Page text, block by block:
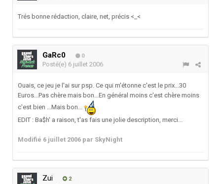
Trés bonne rédaction, claire, net, précis <_<
GaRc0 0
Posté(e) 6 juillet 2006
Ouais, ce jeu je l'ai sur psp. Ce qui m'étonne c'est le prix...30
Euros...Pas chère mais bon...En général moins c'est chère moins
c'est bien ...Mais bon...
EDIT : Ba$h' a raison, t'as fais une jolie description, merci...
Modifié 6 juillet 2006 par SkyNight
Zui 2